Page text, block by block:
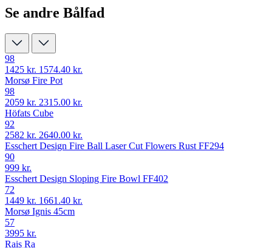
Se andre Bålfad
98
1425 kr. 1574.40 kr.
Morsø Fire Pot
98
2059 kr. 2315.00 kr.
Höfats Cube
92
2582 kr. 2640.00 kr.
Esschert Design Fire Ball Laser Cut Flowers Rust FF294
90
999 kr.
Esschert Design Sloping Fire Bowl FF402
72
1449 kr. 1661.40 kr.
Morsø Ignis 45cm
57
3995 kr.
Rais Ra